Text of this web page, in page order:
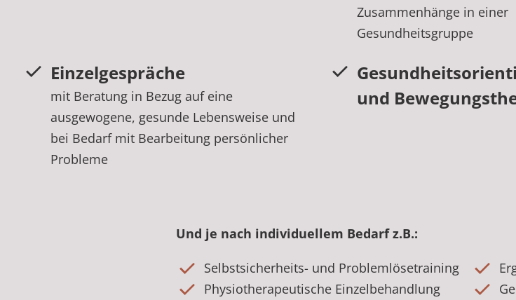
Zusammenhänge in einer
Gesundheitsgruppe
Einzelgespräche
mit Beratung in Bezug auf eine
ausgewogene, gesunde Lebensweise und
bei Bedarf mit Bearbeitung persönlicher
Probleme
und
Und je nach individuellem Bedarf z.B.:
Selbstsicherheits- und Problemlösetraining
Physiotherapeutische Einzelbehandlung